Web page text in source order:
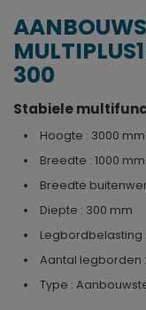
300
Stabiele
Hoogte : 3000 mm
Breedte : 1000
Breedte
Diepte : 300 mm
Legbordbelasting :
Aantal legborden
Type :